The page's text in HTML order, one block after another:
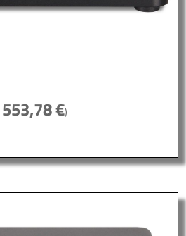
553,78€)